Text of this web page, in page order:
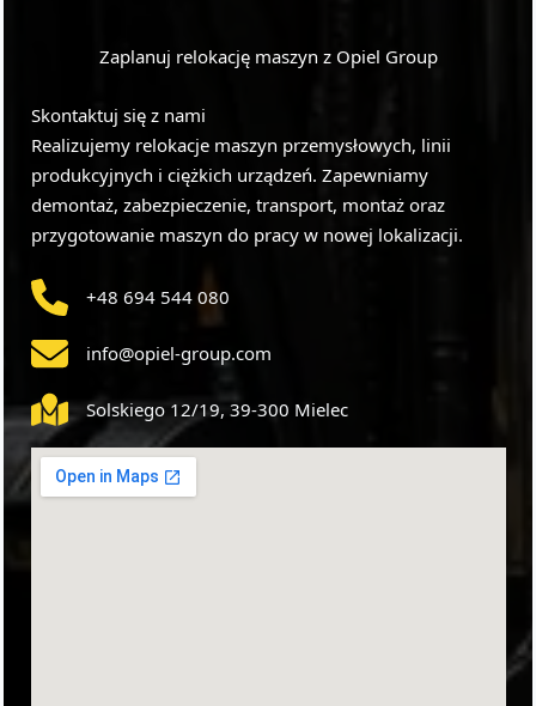
Zaplanuj relokację maszyn z Opiel Group
Skontaktuj się z nami
Realizujemy relokacje maszyn przemysłowych, linii
produkcyjnych i ciężkich urządzeń. Zapewniamy
demontaż, zabezpieczenie, transport, montaż oraz
przygotowanie maszyn do pracy w nowej lokalizacji.
+48 694 544 080
info@opiel-group.com
Solskiego 12/19, 39-300 Mielec